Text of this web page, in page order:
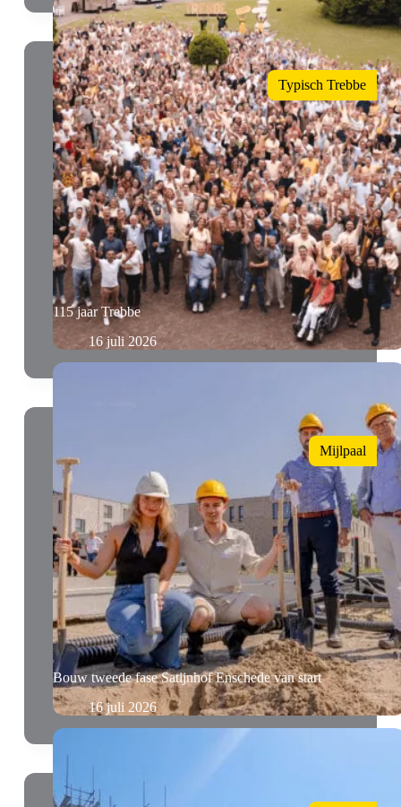
Typisch Trebbe
115 jaar Trebbe
16 juli 2026
Mijlpaal
Bouw tweede fase Satijnhof Enschede van start
16 juli 2026